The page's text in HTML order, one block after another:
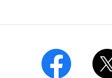
モバイルWi-Fiバッテリー